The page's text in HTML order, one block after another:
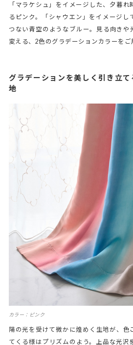
「マラケシュ」をイメージした、夕暮
るピンク。「シャウエン」をイメージし
つない青空のようなブルー。見る向きや
変える、2色のグラデーションカラーをご
グラデーションを美しく引き立
地
カラー：ピンク
陽の光を受けて微かに煌めく生地が、色
てくる様はプリズムのよう。上品な光沢